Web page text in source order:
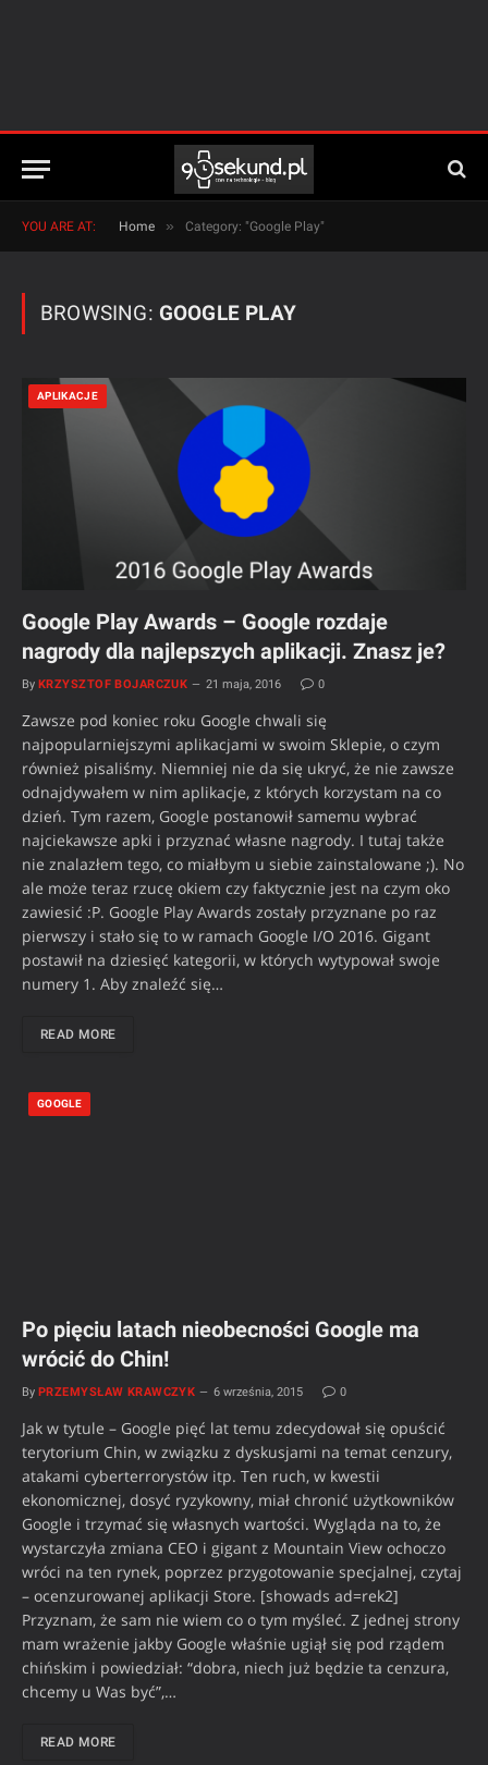
YOU ARE AT: Home » Category: "Google Play"
BROWSING: GOOGLE PLAY
APLIKACJE
Google Play Awards – Google rozdaje
nagrody dla najlepszych aplikacji. Znasz je?
By KRZYSZTOF BOJARCZUK 21 maja, 2016 0
Zawsze pod koniec roku Google chwali się
najpopularniejszymi aplikacjami w swoim Sklepie, o czym
również pisaliśmy. Niemniej nie da się ukryć, że nie zawsze
odnajdywałem w nim aplikacje, z których korzystam na co
dzień. Tym razem, Google postanowił samemu wybrać
najciekawsze apki i przyznać własne nagrody. I tutaj także
nie znalazłem tego, co miałbym u siebie zainstalowane ;). No
ale może teraz rzucę okiem czy faktycznie jest na czym oko
zawiesić :P. Google Play Awards zostały przyznane po raz
pierwszy i stało się to w ramach Google I/O 2016. Gigant
postawił na dziesięć kategorii, w których wytypował swoje
numery 1. Aby znaleźć się…
READ MORE
GOOGLE
Po pięciu latach nieobecności Google ma
wrócić do Chin!
By PRZEMYSŁAW KRAWCZYK 6 września, 2015 0
Jak w tytule – Google pięć lat temu zdecydował się opuścić
terytorium Chin, w związku z dyskusjami na temat cenzury,
atakami cyberterrorystów itp. Ten ruch, w kwestii
ekonomicznej, dosyć ryzykowny, miał chronić użytkowników
Google i trzymać się własnych wartości. Wygląda na to, że
wystarczyła zmiana CEO i gigant z Mountain View ochoczo
wróci na ten rynek, poprzez przygotowanie specjalnej, czytaj
– ocenzurowanej aplikacji Store. [showads ad=rek2]
Przyznam, że sam nie wiem co o tym myśleć. Z jednej strony
mam wrażenie jakby Google właśnie ugiął się pod rządem
chińskim i powiedział: “dobra, niech już będzie ta cenzura,
chcemy u Was być”,…
READ MORE